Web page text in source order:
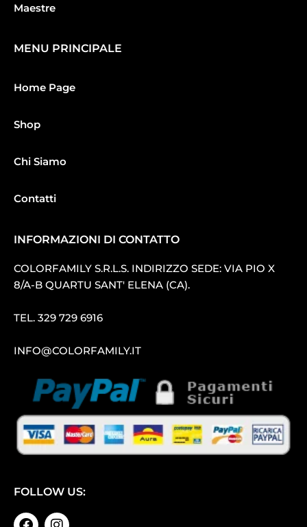
Maestre
MENU PRINCIPALE
Home Page
Shop
Chi Siamo
Contatti
INFORMAZIONI DI CONTATTO
COLORFAMILY S.R.L.S. INDIRIZZO SEDE: VIA PIO X
8/A-B QUARTU SANT′ ELENA (CA).
TEL. 329 729 6916
INFO@COLORFAMILY.IT
FOLLOW US: